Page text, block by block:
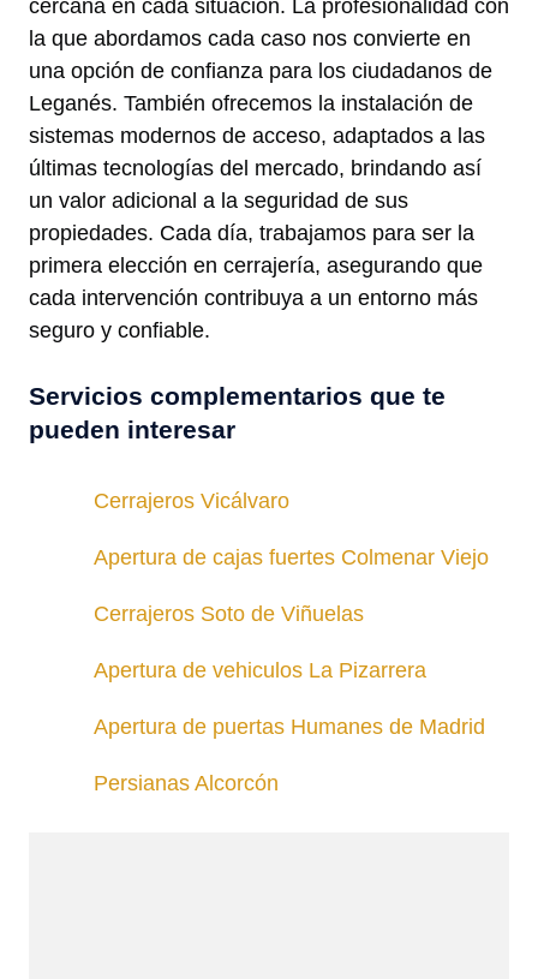
cercana en cada situación. La profesionalidad con
la que abordamos cada caso nos convierte en
una opción de confianza para los ciudadanos de
Leganés. También ofrecemos la instalación de
sistemas modernos de acceso, adaptados a las
últimas tecnologías del mercado, brindando así
un valor adicional a la seguridad de sus
propiedades. Cada día, trabajamos para ser la
primera elección en cerrajería, asegurando que
cada intervención contribuya a un entorno más
seguro y confiable.
Servicios complementarios que te
pueden interesar
Cerrajeros Vicálvaro
Apertura de cajas fuertes Colmenar Viejo
Cerrajeros Soto de Viñuelas
Apertura de vehiculos La Pizarrera
Apertura de puertas Humanes de Madrid
Persianas Alcorcón